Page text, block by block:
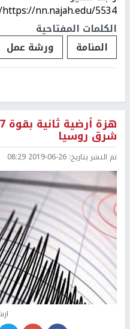
https://nn.najah.edu/5534/
الكلمات المفتاحية
المنامة
ورشة عمل
شرق روسيا
تم النشر بتاريخ: 2019-06-26 08:29